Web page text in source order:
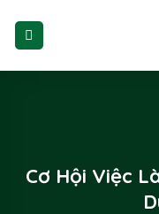
content
Cơ Hội Việc